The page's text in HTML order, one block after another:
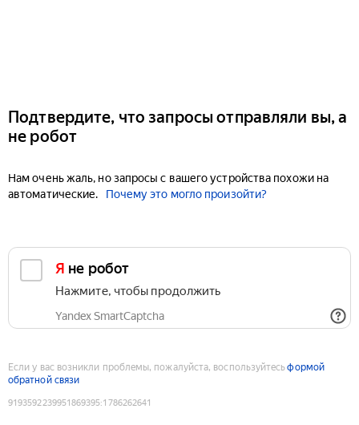
Подтвердите, что запросы отправляли вы, а
не робот
Нам очень жаль, но запросы с вашего устройства похожи на
автоматические.
Почему это могло произойти?
Я не робот
Нажмите, чтобы продолжить
Yandex SmartCaptcha
Если у вас возникли проблемы, пожалуйста, воспользуйтесьформой
обратной связи
9193592239951869395:1786262641